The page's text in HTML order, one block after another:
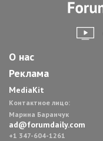
О нас
Реклама
MediaKit
Контактное лицо:
Марина Баранчук
ad@forumdaily.com
+1 347-604-1261